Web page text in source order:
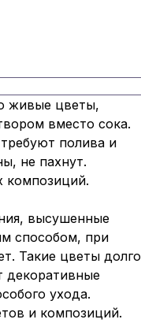
живые цветы,
вместо сока.
полива и
не пахнут.
композиций.
высушенные
способом, при
Такие цветы долго
декоративные
ухода.
и композиций.